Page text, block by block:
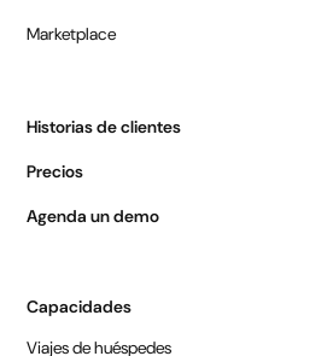
Marketplace
Historias de clientes
Precios
Agenda un demo
Capacidades
Viajes de huéspedes